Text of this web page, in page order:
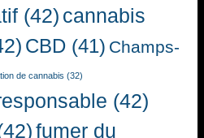
(42) cannabis
CBD (41) Champs-
de cannabis (32)
(42)
fumer du